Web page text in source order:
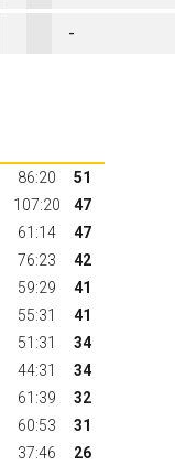
-
86:20
51
107:20
47
61:14
47
76:23
42
59:29
41
55:31
41
51:31
34
44:31
34
61:39
32
60:53
31
37:46
26